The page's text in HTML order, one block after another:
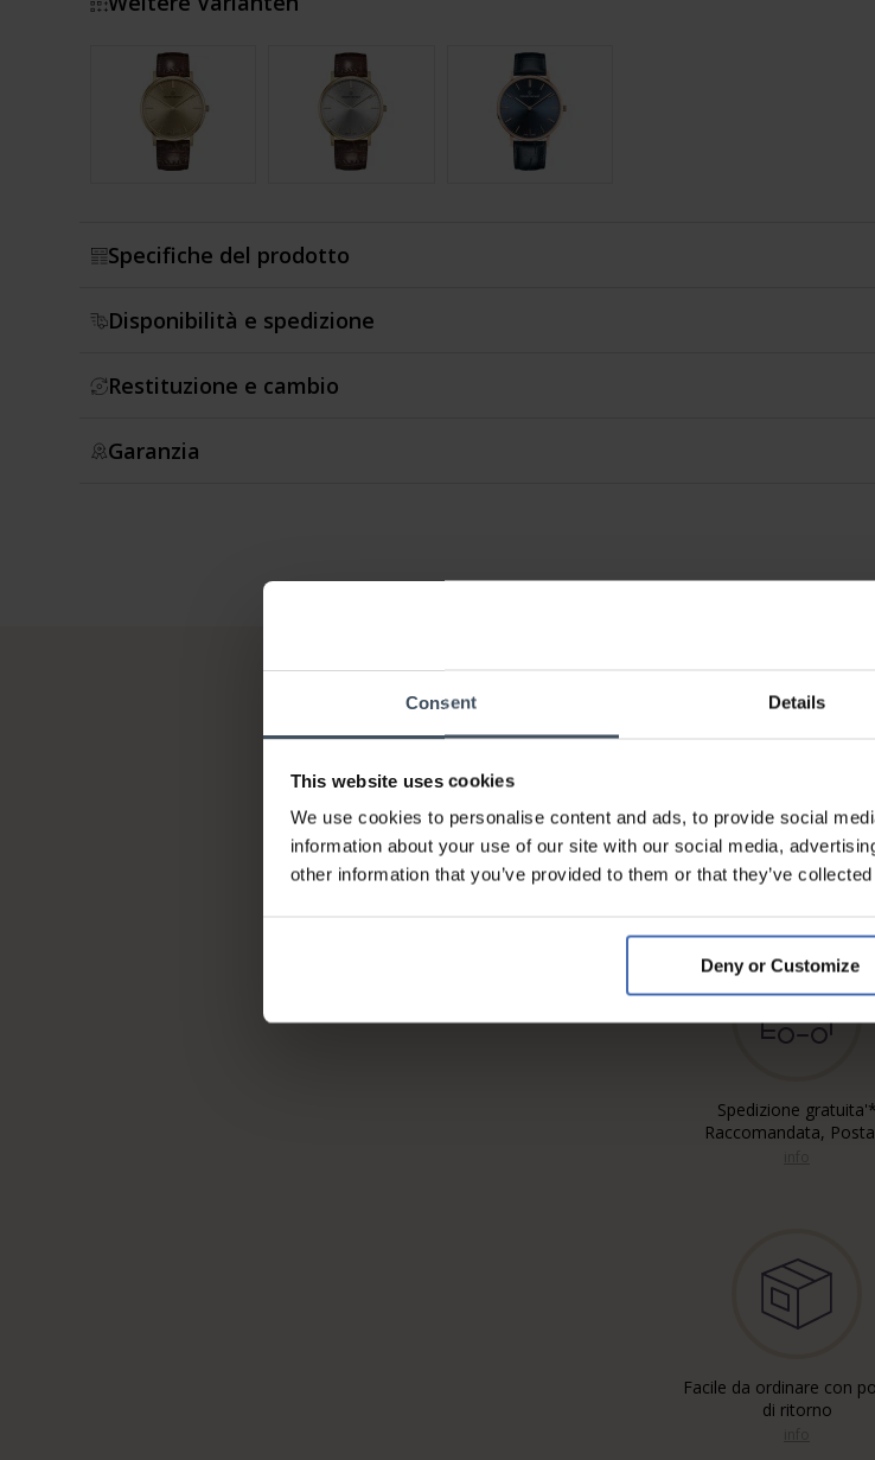
Consent Details
This website uses cookies
We use cookies to personalise content and ads, to provide social
information about your use of our site with our social media,
other information that you’ve provided to them or that they’ve
Deny or Customize
Specifiche del prodotto
Disponibilità e spedizione
Restituzione e cambio
Garanzia
Fattura & Pagamento a
fino a 5000.-
info
Spedizione gratuita'*
Raccomandata,
Facile da ordinare con
di ritorno